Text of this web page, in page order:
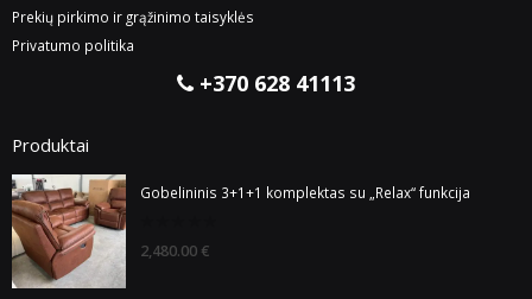
Prekių pirkimo ir grąžinimo taisyklės
Privatumo politika
+370 628 41113
Produktai
Gobelininis 3+1+1 komplektas su „Relax“ funkcija
out
2,480.00 €